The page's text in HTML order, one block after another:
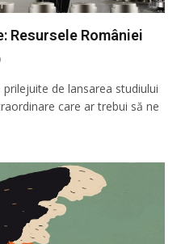
Resursele României
de lansarea studiului
care ar trebui să ne